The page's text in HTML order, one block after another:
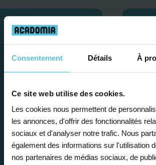
Consentement Détails À
Ce site web utilise des cookies.
Les cookies nous permettent de
les annonces, d'offrir des fonctionnalités
sociaux et d'analyser notre trafic. Nous
également des informations sur l'utilisation
nos partenaires de médias sociaux, de
Étape 1